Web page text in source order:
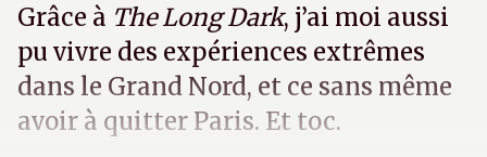
Grâce à The Long Dark, j’ai moi aussi
pu vivre des expériences extrêmes
dans le Grand Nord, et ce sans même
avoir à quitter Paris. Et toc.